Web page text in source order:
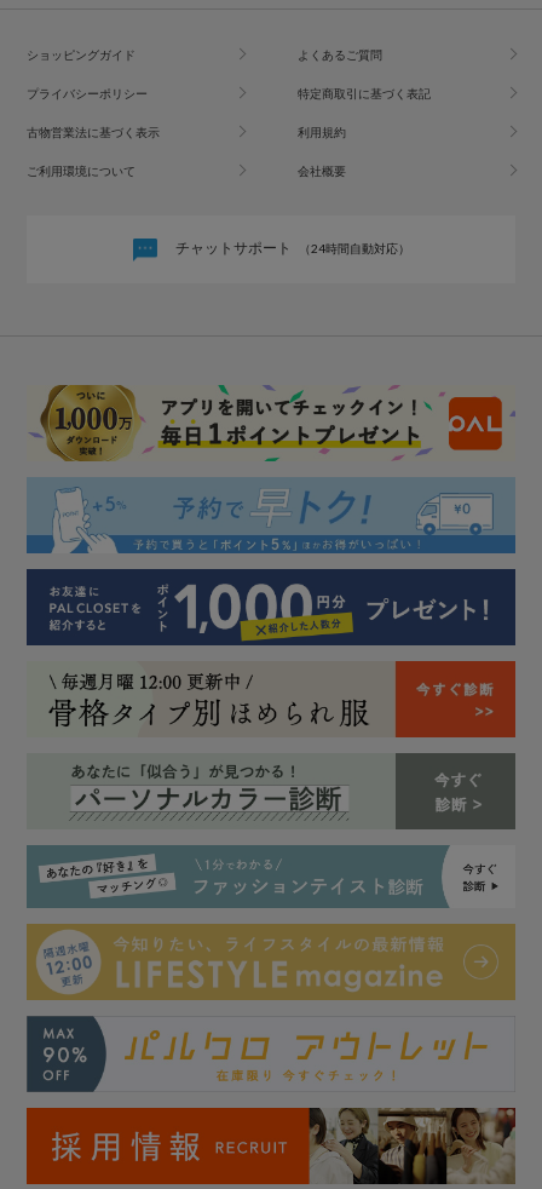
ショッピングガイド よくあるご質問
プライバシーポリシー 特定商取引に基づく表記
古物営業法に基づく表示 利用規約
ご利用環境について 会社概要
チャットサポート （24時間自動対応）